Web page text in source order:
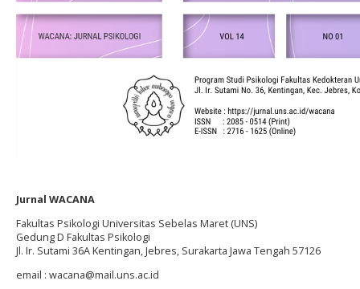
Jurnal WACANA
Fakultas Psikologi Universitas Sebelas Maret (UNS)
Gedung D Fakultas Psikologi
Jl. Ir. Sutami 36A Kentingan, Jebres, Surakarta Jawa Tengah 57126
email : wacana@mail.uns.ac.id